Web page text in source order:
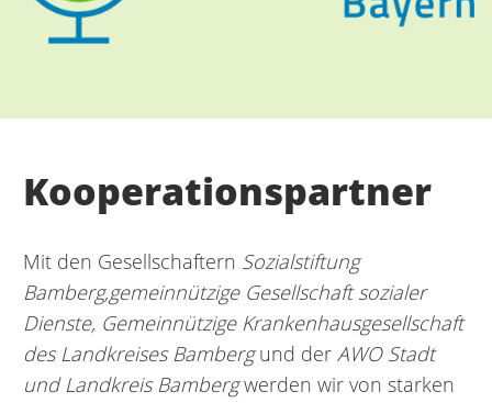
Kooperationspartner
Mit den Gesellschaftern Sozialstiftung
Bamberg,gemeinnützige Gesellschaft sozialer
Dienste, Gemeinnützige Krankenhausgesellschaft
des Landkreises Bambergund der AWO Stadt
und Landkreis Bambergwerden wir von starken